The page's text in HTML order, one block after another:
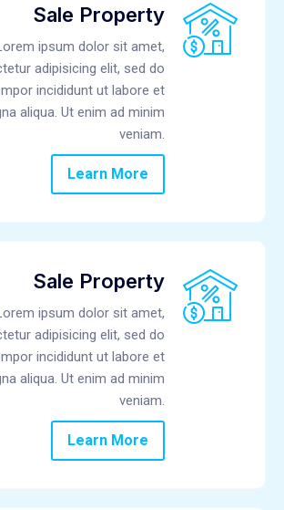
Sale Property
ipsum dolor sit amet,
adipisicing elit, sed do
incididunt ut labore et
aliqua. Ut enim ad minim
veniam.
Learn More
Sale Property
ipsum dolor sit amet,
adipisicing elit, sed do
incididunt ut labore et
aliqua. Ut enim ad minim
veniam.
Learn More